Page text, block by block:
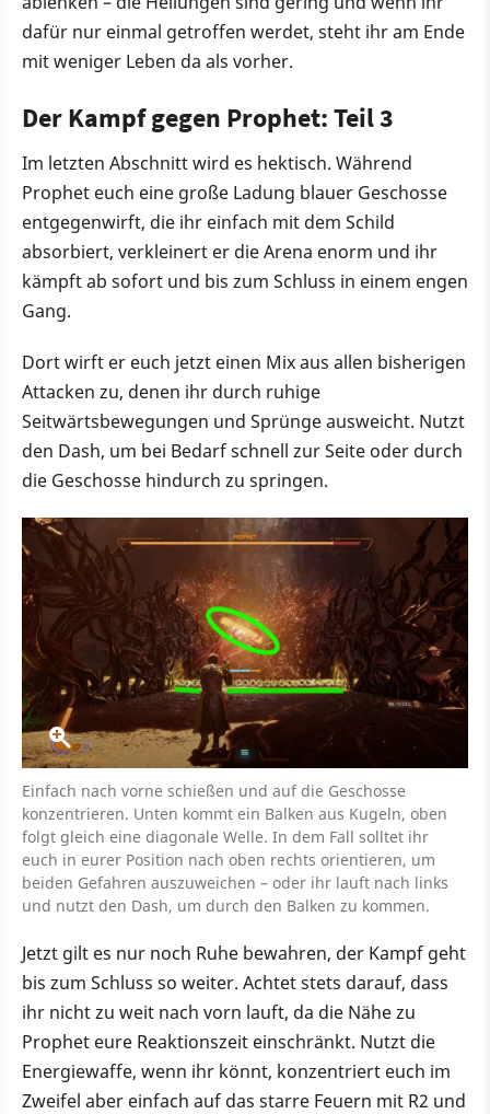
dafür nur einmal getroffen werdet, steht ihr am Ende
mit weniger Leben da als vorher.
Der Kampf gegen Prophet: Teil 3
Im letzten Abschnitt wird es hektisch. Während
Prophet euch eine große Ladung blauer Geschosse
entgegenwirft, die ihr einfach mit dem Schild
absorbiert, verkleinert er die Arena enorm und ihr
kämpft ab sofort und bis zum Schluss in einem engen
Gang.
Dort wirft er euch jetzt einen Mix aus allen bisherigen
Attacken zu, denen ihr durch ruhige
Seitwärtsbewegungen und Sprünge ausweicht. Nutzt
den Dash, um bei Bedarf schnell zur Seite oder durch
die Geschosse hindurch zu springen.
Einfach nach vorne schießen und auf die Geschosse
konzentrieren. Unten kommt ein Balken aus Kugeln, oben
folgt gleich eine diagonale Welle. In dem Fall solltet ihr
euch in eurer Position nach oben rechts orientieren, um
beiden Gefahren auszuweichen – oder ihr lauft nach links
und nutzt den Dash, um durch den Balken zu kommen.
Jetzt gilt es nur noch Ruhe bewahren, der Kampf geht
bis zum Schluss so weiter. Achtet stets darauf, dass
ihr nicht zu weit nach vorn lauft, da die Nähe zu
Prophet eure Reaktionszeit einschränkt. Nutzt die
Energiewaffe, wenn ihr könnt, konzentriert euch im
Zweifel aber einfach auf das starre Feuern mit R2 und